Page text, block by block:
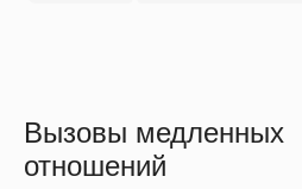
Вызовы медленных
отношений